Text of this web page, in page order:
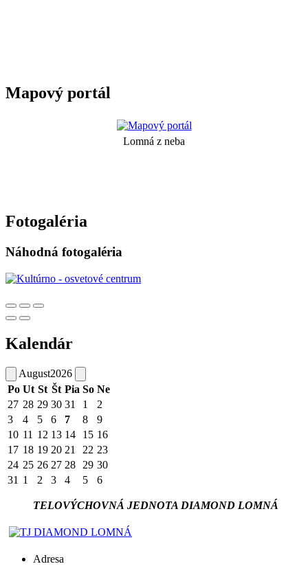
Mapový portál
Lomná z neba
Fotogaléria
Náhodná fotogaléria
Kalendár
August2026
Po Ut St Št Pia So Ne
27 28 29 30 31 1
2
3
4 5 6 7 8
9
10 11 12 13 14 15 16
17 18 19 20 21 22 23
24 25 26 27 28 29 30
31 1 2 3 4 5 6
TELOVÝCHOVNÁ JEDNOTA DIAMOND LOMNÁ
Adresa